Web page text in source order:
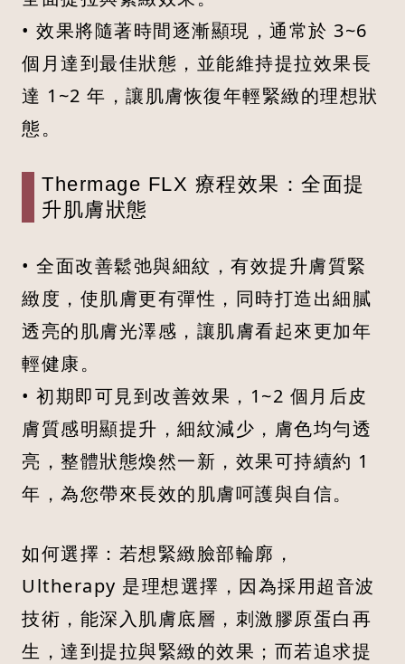
• 效果將隨著時間逐漸顯現，通常於 3~6
個月達到最佳狀態，並能維持提拉效果長
達 1~2 年，讓肌膚恢復年輕緊緻的理想狀
態。
Thermage FLX 療程效果：全面提
升肌膚狀態
• 全面改善鬆弛與細紋，有效提升膚質緊
緻度，使肌膚更有彈性，同時打造出細膩
透亮的肌膚光澤感，讓肌膚看起來更加年
輕健康。
• 初期即可見到改善效果，1~2 個月后皮
膚質感明顯提升，細紋減少，膚色均勻透
亮，整體狀態煥然一新，效果可持續約 1
年，為您帶來長效的肌膚呵護與自信。
如何選擇：若想緊緻臉部輪廓，
Ultherapy 是理想選擇，因為採用超音波
技術，能深入肌膚底層，刺激膠原蛋白再
生，達到提拉與緊緻的效果；而若追求提